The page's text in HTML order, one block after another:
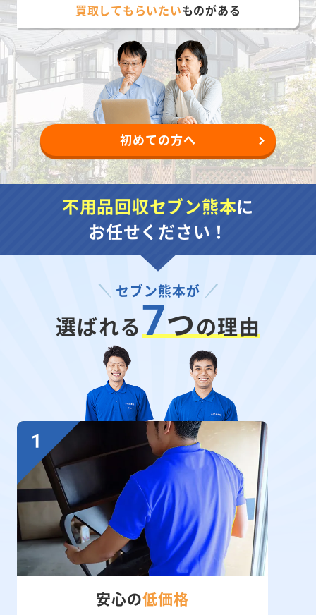
買取してもらいたいものがある
初めての方へ
不用品回収セブン熊本に
お任せください！
セブン熊本が
選ばれる7つの理由
安心の低価格